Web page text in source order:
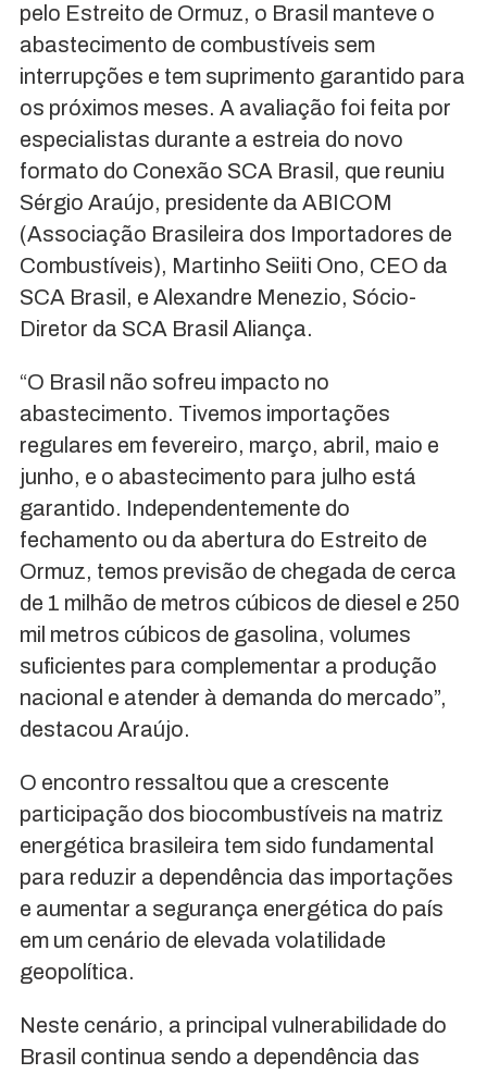
pelo Estreito de Ormuz, o Brasil manteve o
abastecimento de combustíveis sem
interrupções e tem suprimento garantido para
os próximos meses. A avaliação foi feita por
especialistas durante a estreia do novo
formato do Conexão SCA Brasil, que reuniu
Sérgio Araújo, presidente da ABICOM
(Associação Brasileira dos Importadores de
Combustíveis), Martinho Seiiti Ono, CEO da
SCA Brasil, e Alexandre Menezio, Sócio-
Diretor da SCA Brasil Aliança.
“O Brasil não sofreu impacto no
abastecimento. Tivemos importações
regulares em fevereiro, março, abril, maio e
junho, e o abastecimento para julho está
garantido. Independentemente do
fechamento ou da abertura do Estreito de
Ormuz, temos previsão de chegada de cerca
de 1 milhão de metros cúbicos de diesel e 250
mil metros cúbicos de gasolina, volumes
suficientes para complementar a produção
nacional e atender à demanda do mercado”,
destacou Araújo.
O encontro ressaltou que a crescente
participação dos biocombustíveis na matriz
energética brasileira tem sido fundamental
para reduzir a dependência das importações
e aumentar a segurança energética do país
em um cenário de elevada volatilidade
geopolítica.
Neste cenário, a principal vulnerabilidade do
Brasil continua sendo a dependência das